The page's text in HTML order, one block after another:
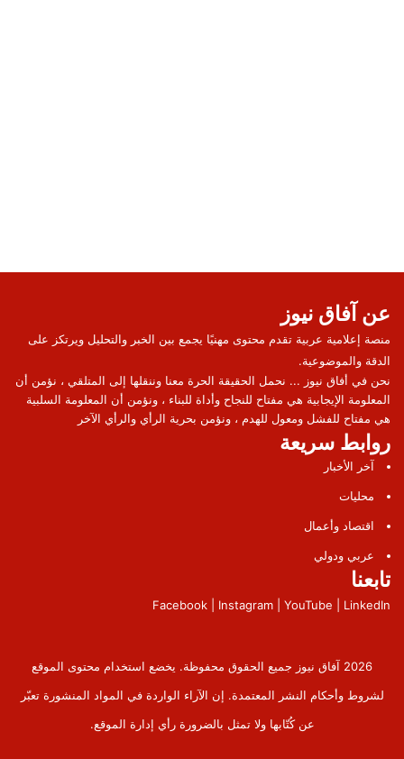
عن آفاق نيوز
منصة إعلامية عربية تقدم محتوى مهنيًا يجمع بين الخبر والتحليل ويرتكز على
الدقة والموضوعية.
نحن في أفاق نيوز ... نحمل الحقيقة الحرة معنا وننقلها إلى المتلقي ، نؤمن أن
المعلومة الإيجابية هي مفتاح للنجاح وأداة للبناء ، ونؤمن أن المعلومة السلبية
هي مفتاح للفشل ومعول للهدم ، ونؤمن بحرية الرأي والرأي الآخر
روابط سريعة
آخر الأخبار
محليات
اقتصاد وأعمال
عربي ودولي
تابعنا
Facebook | Instagram | YouTube | LinkedIn
2026 آفاق نيوز جميع الحقوق محفوظة. يخضع استخدام محتوى الموقع
لشروط وأحكام النشر المعتمدة. إن الآراء الواردة في المواد المنشورة تعبّر
عن كُتّابها ولا تمثل بالضرورة رأي إدارة الموقع.